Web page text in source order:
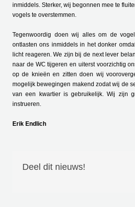
inmiddels. Sterker, wij begonnen mee te
vogels te overstemmen.
Tegenwoordig doen wij alles om de
ontlasten ons inmiddels in het donker
licht reageren. We zijn bij de next lever
naar de WC tijgeren en uiterst voorzichtig
op de knieën en zitten doen wij
mogelijk bewegingen makend zodat wij de
van een kwartier is gebruikelijk. Wij zijn
instrueren.
Erik Endlich
Deel dit nieuws!